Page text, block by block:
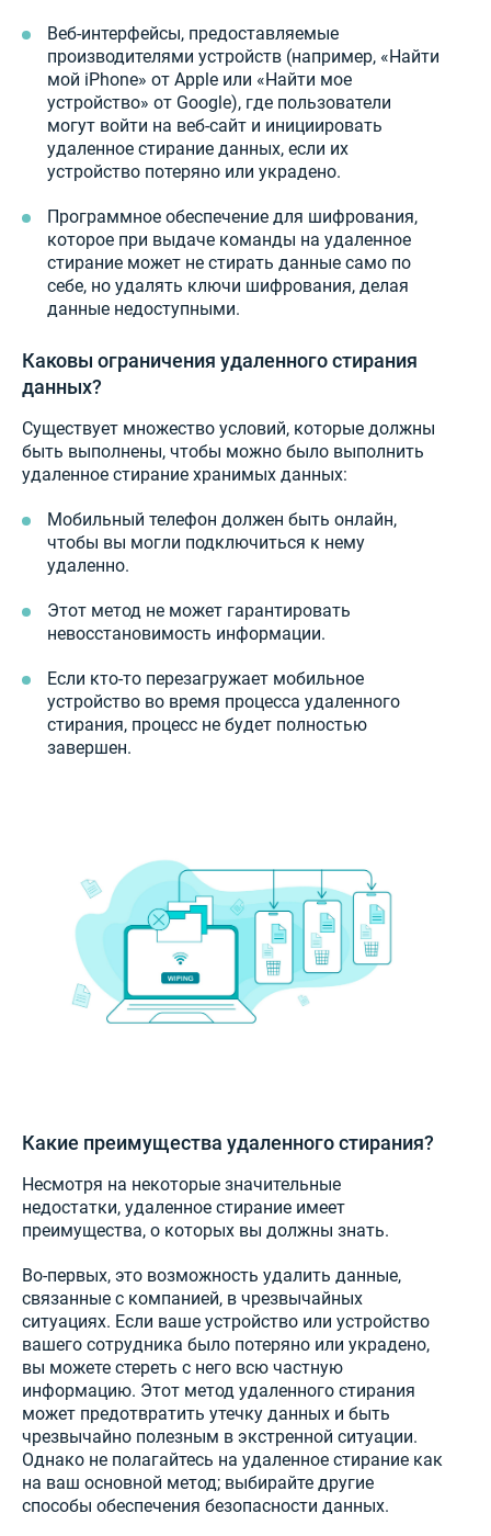
Веб-интерфейсы, предоставляемые
производителями устройств (например, «Найти
мой iPhone» от Apple или «Найти мое
устройство» от Google), где пользователи
могут войти на веб-сайт и инициировать
удаленное стирание данных, если их
устройство потеряно или украдено.
Программное обеспечение для шифрования,
которое при выдаче команды на удаленное
стирание может не стирать данные само по
себе, но удалять ключи шифрования, делая
данные недоступными.
Каковы ограничения удаленного стирания
данных?
Существует множество условий, которые должны
быть выполнены, чтобы можно было выполнить
удаленное стирание хранимых данных:
Мобильный телефон должен быть онлайн,
чтобы вы могли подключиться к нему
удаленно.
Этот метод не может гарантировать
невосстановимость информации.
Если кто-то перезагружает мобильное
устройство во время процесса удаленного
стирания, процесс не будет полностью
завершен.
Какие преимущества удаленного стирания?
Несмотря на некоторые значительные
недостатки, удаленное стирание имеет
преимущества, о которых вы должны знать.
Во-первых, это возможность удалить данные,
связанные с компанией, в чрезвычайных
ситуациях. Если ваше устройство или устройство
вашего сотрудника было потеряно или украдено,
вы можете стереть с него всю частную
информацию. Этот метод удаленного стирания
может предотвратить утечку данных и быть
чрезвычайно полезным в экстренной ситуации.
Однако не полагайтесь на удаленное стирание как
на ваш основной метод; выбирайте другие
способы обеспечения безопасности данных.